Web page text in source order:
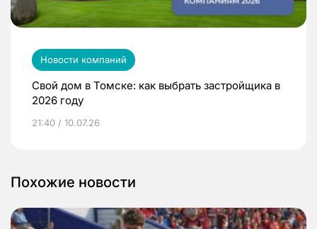
Новости компаний
Свой дом в Томске: как выбрать застройщика в
2026 году
21:40 / 10.07.26
Похожие новости